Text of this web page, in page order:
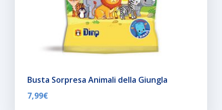
Busta Sorpresa Animali della Giungla
7,99€